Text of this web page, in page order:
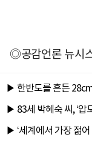
◎공감언론 뉴시